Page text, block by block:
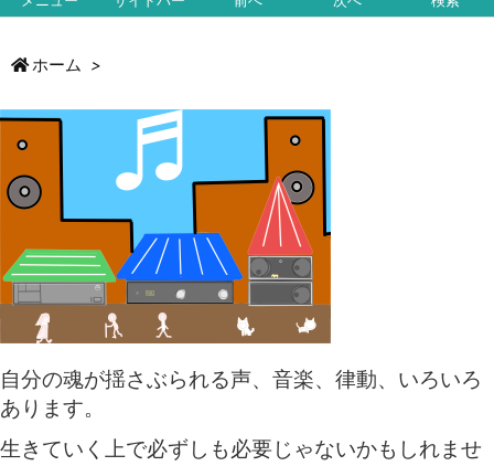
ホーム >
自分の魂が揺さぶられる声、音楽、律動、いろいろ
あります。
生きていく上で必ずしも必要じゃないかもしれませ